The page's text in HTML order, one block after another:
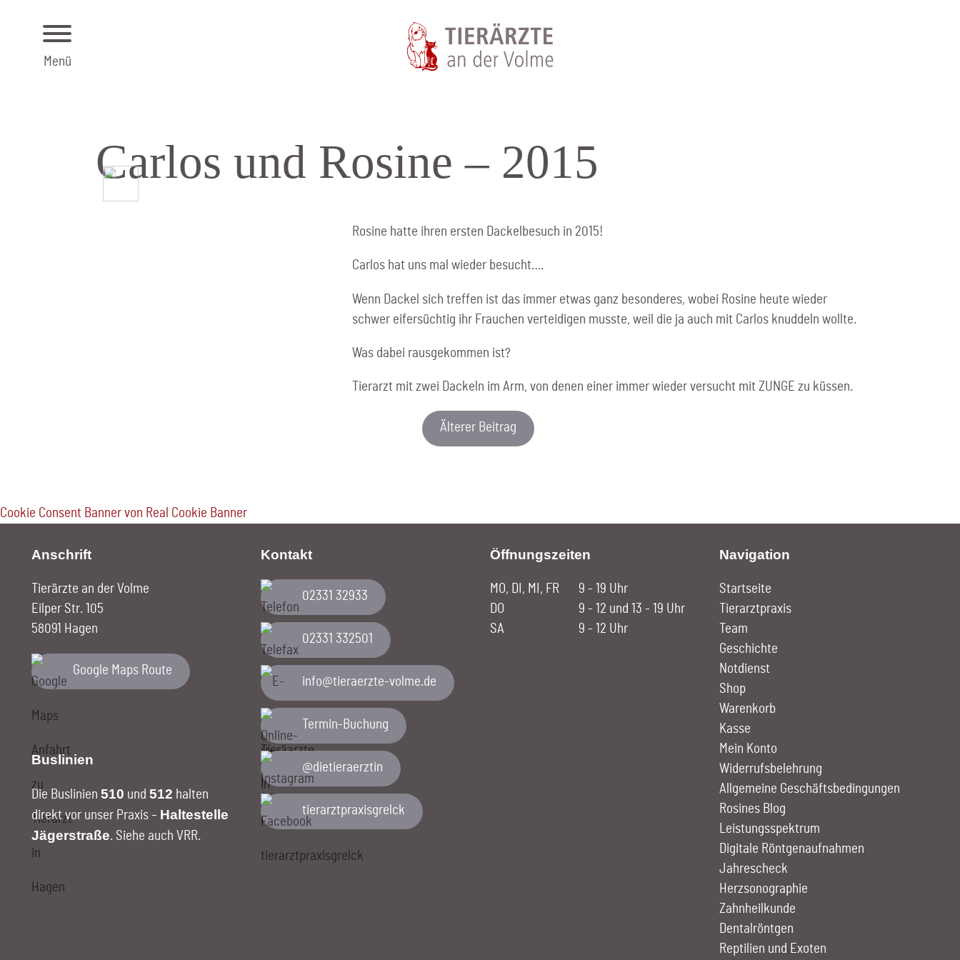
Menü
Carlos und Rosine – 2015
Rosine hatte ihren ersten Dackelbesuch in 2015!
Carlos hat uns mal wieder besucht….
Wenn Dackel sich treffen ist das immer etwas ganz besonderes, wobei Rosine heute wieder
schwer eifersüchtig ihr Frauchen verteidigen musste, weil die ja auch mit Carlos knuddeln wollte.
Was dabei rausgekommen ist?
Tierarzt mit zwei Dackeln im Arm, von denen einer immer wieder versucht mit ZUNGE zu küssen.
Älterer Beitrag
Cookie Consent Banner von Real Cookie Banner
Anschrift
Tierärzte an der Volme
Eilper Str. 105
58091 Hagen
Google Maps Route
Buslinien
Die Buslinien510 und512 halten
direkt vor unser Praxis – Haltestelle
Jägerstraße. Siehe auch VRR.
Kontakt
02331 32933
02331 332501
ed.emlov-etzreareit@ofni
Termin-Buchung
@dietieraerztin
tierarztpraxisgrelck
Öffnungszeiten
MO, DI, MI, FR
9 - 19 Uhr
DO
9 - 12 und 13 - 19 Uhr
SA
9 - 12 Uhr
Navigation
Startseite
Tierarztpraxis
Team
Geschichte
Notdienst
Shop
Warenkorb
Kasse
Mein Konto
Widerrufsbelehrung
Allgemeine Geschäftsbedingungen
Rosines Blog
Leistungs­spektrum
Digitale Röntgen­aufnahmen
Jahrescheck
Herz­sono­graphie
Zahn­heilkunde
Dentalröntgen
Reptilien und Exoten